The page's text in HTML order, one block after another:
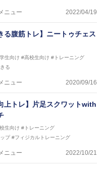
ニュー 2022/04/19
る腹筋トレ】ニートゥチェス
生向け #高校生向け #トレーニング
る
ニュー 2020/09/16
上トレ】片足スクワットwith
生向け #トレーニング
プ #フィジカルトレーニング
ニュー 2022/10/21